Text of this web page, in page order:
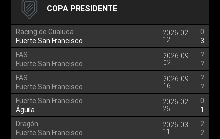
COPA PRESIDENTE
Racing de Gualuca
Fuerte San Francisco
2026-02-
12
0
3
FAS
Fuerte San Francisco
2026-09-
02
?
?
FAS
Fuerte San Francisco
2026-09-
16
?
?
Fuerte San Francisco
Águila
2026-02-
26
0
1
Dragón
Fuerte San Francisco
2026-03-
11
2
2